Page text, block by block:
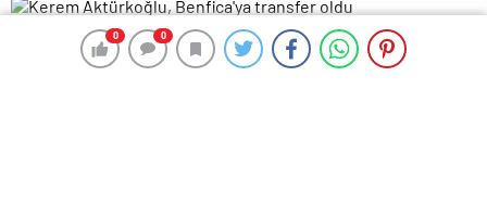
0 0
0 0
Milli futbolcu Kerem Aktürkoğlu, Portekiz’in Benfica
takımına transfer oldu.